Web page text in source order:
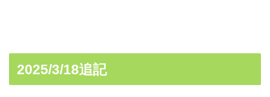
2025/3/18追記